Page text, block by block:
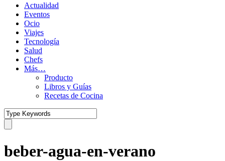
Actualidad
Eventos
Ocio
Viajes
Tecnología
Salud
Chefs
Más…
Producto
Libros y Guías
Recetas de Cocina
beber-agua-en-verano